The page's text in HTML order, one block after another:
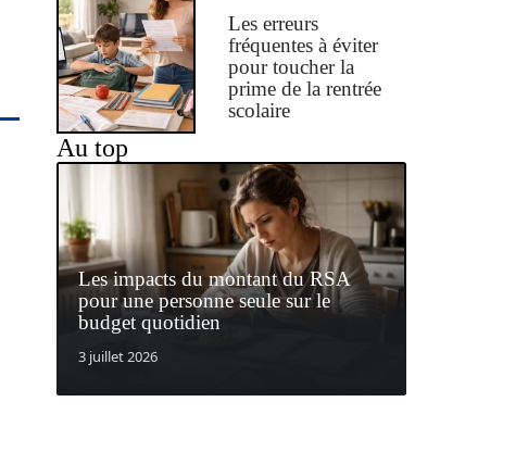
Les erreurs
fréquentes à éviter
pour toucher la
prime de la rentrée
scolaire
Au top
Les impacts du montant du RSA
pour une personne seule sur le
budget quotidien
3 juillet 2026